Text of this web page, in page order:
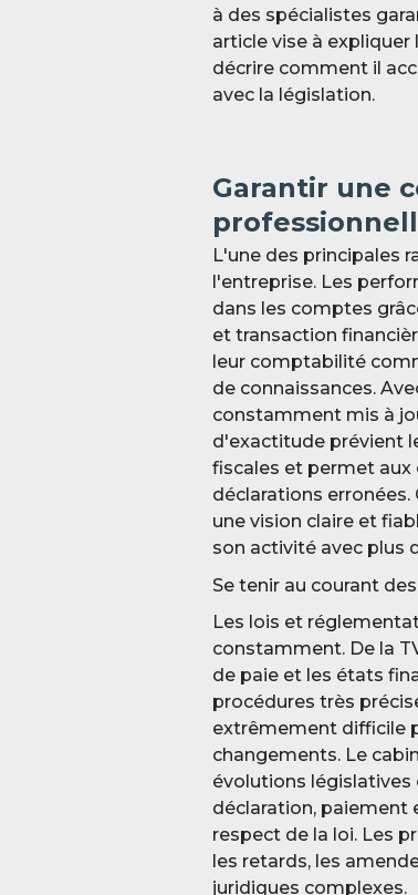
à des spécialistes
article vise à
décrire comment il
avec la législation.
Garantir une
L'une des principales
l'entreprise. Les
dans les comptes
et transaction
leur comptabilité
de connaissances.
constamment mis à
d'exactitude prévient
fiscales et permet aux
déclarations
une vision claire et
son activité avec plus
Se tenir au courant
Les lois et
constamment. De la
de paie et les états
procédures très
extrêmement difficile
changements. Le
évolutions législatives
déclaration, paiement
respect de la loi. Les
les retards, les
juridiques complexes.